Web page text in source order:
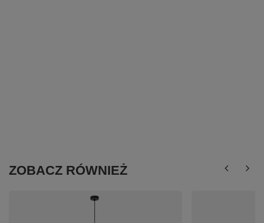
ZOBACZ RÓWNIEŻ